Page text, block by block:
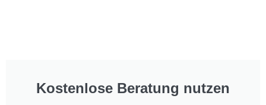
Kostenlose Beratung nutzen